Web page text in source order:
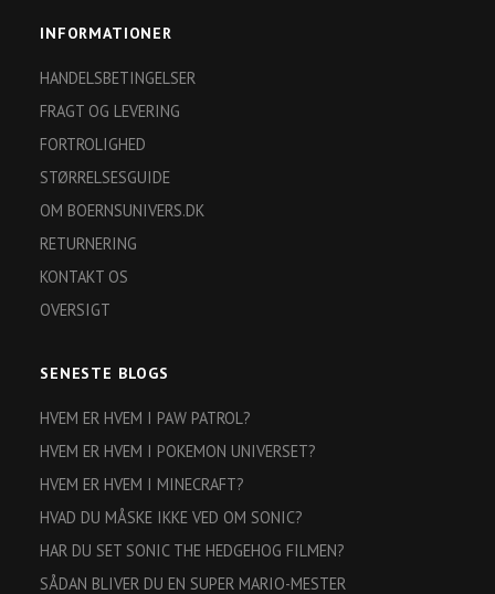
INFORMATIONER
HANDELSBETINGELSER
FRAGT OG LEVERING
FORTROLIGHED
STØRRELSESGUIDE
OM BOERNSUNIVERS.DK
RETURNERING
KONTAKT OS
OVERSIGT
SENESTE BLOGS
HVEM ER HVEM I PAW PATROL?
HVEM ER HVEM I POKEMON UNIVERSET?
HVEM ER HVEM I MINECRAFT?
HVAD DU MÅSKE IKKE VED OM SONIC?
HAR DU SET SONIC THE HEDGEHOG FILMEN?
SÅDAN BLIVER DU EN SUPER MARIO-MESTER